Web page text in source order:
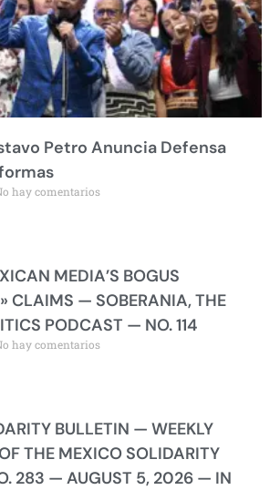
Petro Anuncia Defensa
hay comentarios
MEDIA’S BOGUS
CLAIMS — SOBERANIA, THE
PODCAST — NO. 114
hay comentarios
BULLETIN — WEEKLY
THE MEXICO SOLIDARITY
283 — AUGUST 5, 2026 — IN